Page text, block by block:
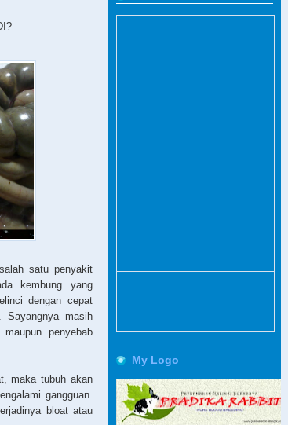
satu penyakit
kembung yang
dengan cepat
Sayangnya masih
penyebab
maka tubuh akan
gangguan.
bloat atau
My Logo